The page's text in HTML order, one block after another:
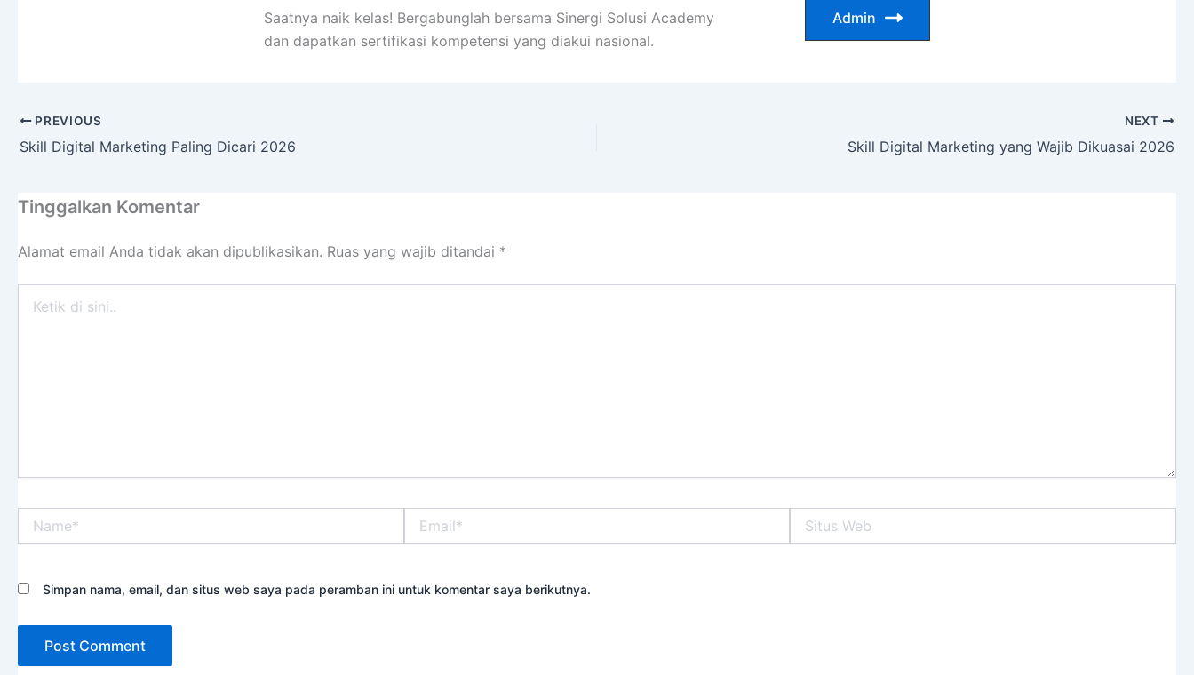
Saatnya naik kelas! Bergabunglah bersama Sinergi Solusi Academy
dan dapatkan sertifikasi kompetensi yang diakui nasional.
Admin
PREVIOUS
Skill Digital Marketing Paling Dicari 2026
NEXT
Skill Digital Marketing yang Wajib Dikuasai 2026
Tinggalkan Komentar
Alamat email Anda tidak akan dipublikasikan. Ruas yang wajib ditandai *
Web
Simpan nama, email, dan situs web saya pada peramban ini untuk komentar saya berikutnya.